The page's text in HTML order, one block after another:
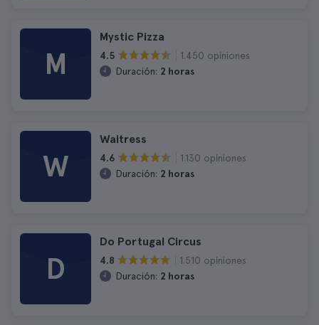
M
Mystic Pizza
4.5
1.450 opiniones
Duración: 2 horas
W
Waitress
4.6
1.130 opiniones
Duración: 2 horas
D
Do Portugal Circus
4.8
1.510 opiniones
Duración: 2 horas